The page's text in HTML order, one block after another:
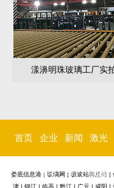
漾濞明珠玻璃工厂实
首页 企业
简介
新闻
中心
激光
内雕
娄底信息港 | 玻璃网 | 极速站群总站